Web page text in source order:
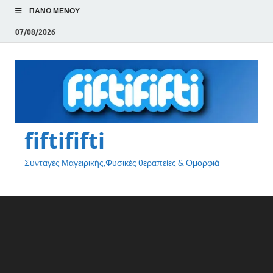
ΠΆΝΩ ΜΕΝΟΎ
07/08/2026
fiftififti
Συνταγές Μαγειρικής,Φυσικές θεραπείες & Ομορφιά